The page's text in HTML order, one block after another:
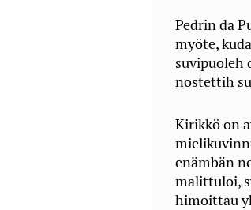
Pedrin da
myöte,
suvipuoleh
nostettih
Kirikkö on
enämbän
malittuloi,
himoittau